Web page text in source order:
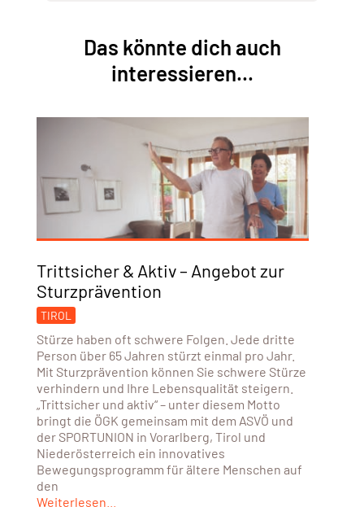
Das könnte dich auch
interessieren...
Trittsicher & Aktiv – Angebot zur
Sturzprävention
TIROL
Stürze haben oft schwere Folgen. Jede dritte
Person über 65 Jahren stürzt einmal pro Jahr.
Mit Sturzprävention können Sie schwere Stürze
verhindern und Ihre Lebensqualität steigern.
„Trittsicher und aktiv“ – unter diesem Motto
bringt die ÖGK gemeinsam mit dem ASVÖ und
der SPORTUNION in Vorarlberg, Tirol und
Niederösterreich ein innovatives
Bewegungsprogramm für ältere Menschen auf
den
Weiterlesen...